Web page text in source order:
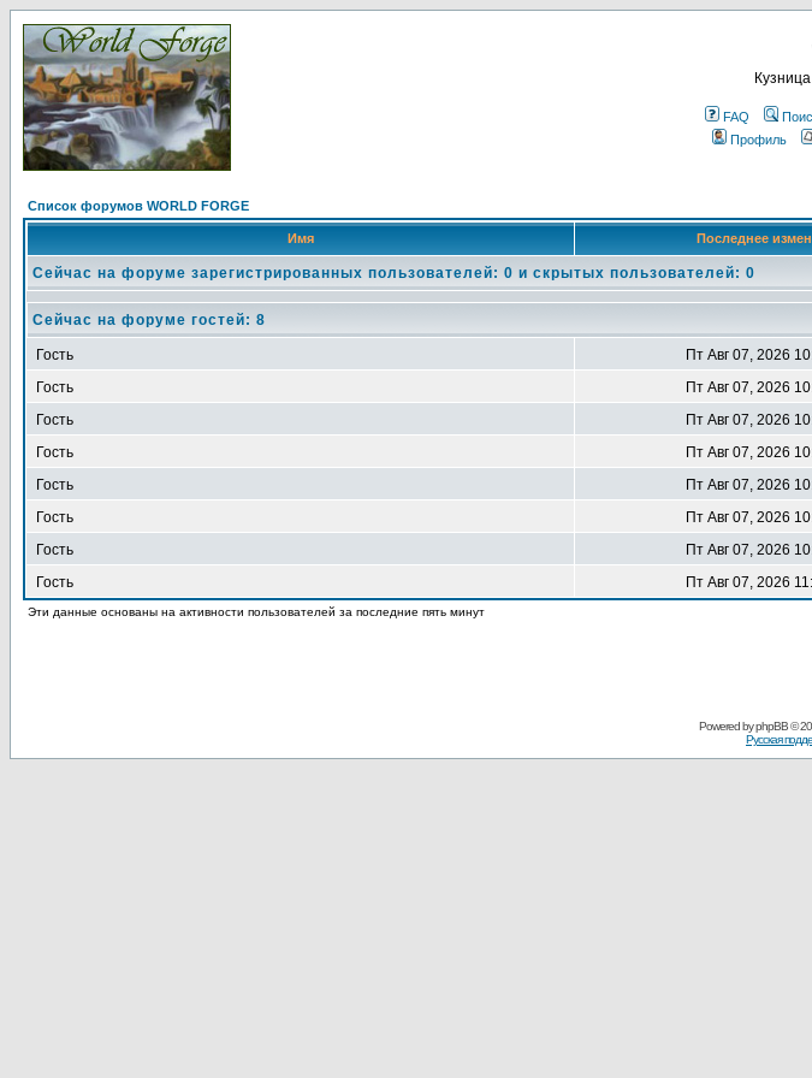
FAQ
Профиль
Список форумов WORLD FORGE
Имя Последнее
Сейчас на форуме зарегистрированных пользователей: 0 и скрытых пользователей: 0
Сейчас на форуме гостей: 8
Гость Пт Авг 07, 2026
Гость
Пт Авг 07, 2026
Гость
Пт Авг 07, 2026
Гость
Пт Авг 07, 2026
Гость
Пт Авг 07, 2026
Гость
Пт Авг 07, 2026
Гость
Пт Авг 07, 2026
Гость
Пт Авг 07, 2026
Эти данные основаны на активности пользователей за последние пять минут
Powered byphpBB©
Русская